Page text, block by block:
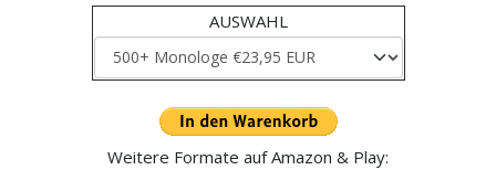
AUSWAHL
Weitere Formate auf Amazon & Play: